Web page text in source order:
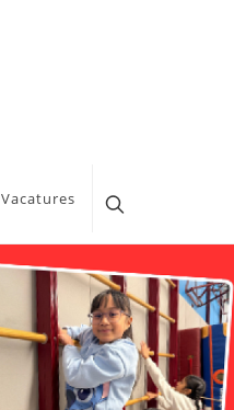
Vacatures